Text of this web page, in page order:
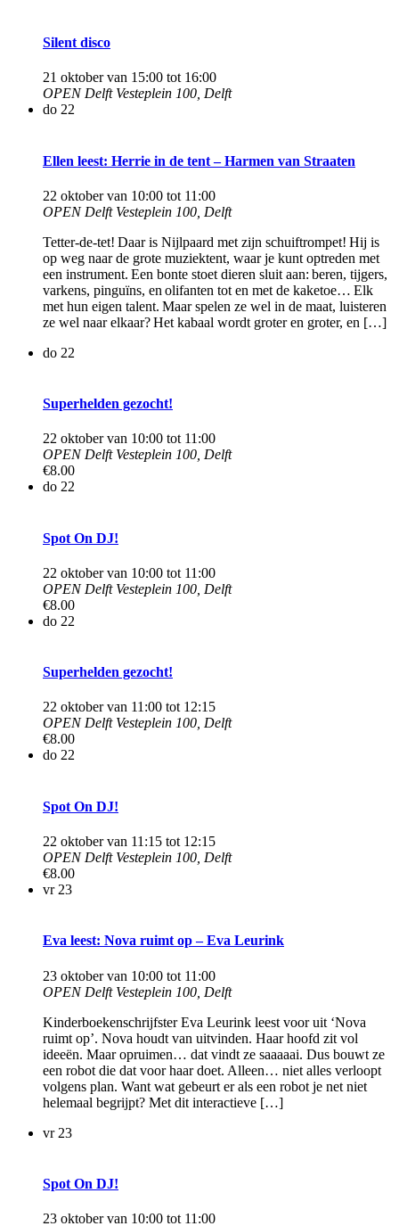
Silent disco
21 oktober van 15:00 tot 16:00
OPEN Delft Vesteplein 100, Delft
do 22
Ellen leest: Herrie in de tent – Harmen van Straaten
22 oktober van 10:00 tot 11:00
OPEN Delft Vesteplein 100, Delft
Tetter-de-tet! Daar is Nijlpaard met zijn schuiftrompet! Hij is
op weg naar de grote muziektent, waar je kunt optreden met
een instrument. Een bonte stoet dieren sluit aan: beren, tijgers,
varkens, pinguïns, en olifanten tot en met de kaketoe… Elk
met hun eigen talent. Maar spelen ze wel in de maat, luisteren
ze wel naar elkaar? Het kabaal wordt groter en groter, en […]
do 22
Superhelden gezocht!
22 oktober van 10:00 tot 11:00
OPEN Delft Vesteplein 100, Delft
€8.00
do 22
Spot On DJ!
22 oktober van 10:00 tot 11:00
OPEN Delft Vesteplein 100, Delft
€8.00
do 22
Superhelden gezocht!
22 oktober van 11:00 tot 12:15
OPEN Delft Vesteplein 100, Delft
€8.00
do 22
Spot On DJ!
22 oktober van 11:15 tot 12:15
OPEN Delft Vesteplein 100, Delft
€8.00
vr 23
Eva leest: Nova ruimt op – Eva Leurink
23 oktober van 10:00 tot 11:00
OPEN Delft Vesteplein 100, Delft
Kinderboekenschrijfster Eva Leurink leest voor uit ‘Nova
ruimt op’. Nova houdt van uitvinden. Haar hoofd zit vol
ideeën. Maar opruimen… dat vindt ze saaaaai. Dus bouwt ze
een robot die dat voor haar doet. Alleen… niet alles verloopt
volgens plan. Want wat gebeurt er als een robot je net niet
helemaal begrijpt? Met dit interactieve […]
vr 23
Spot On DJ!
23 oktober van 10:00 tot 11:00